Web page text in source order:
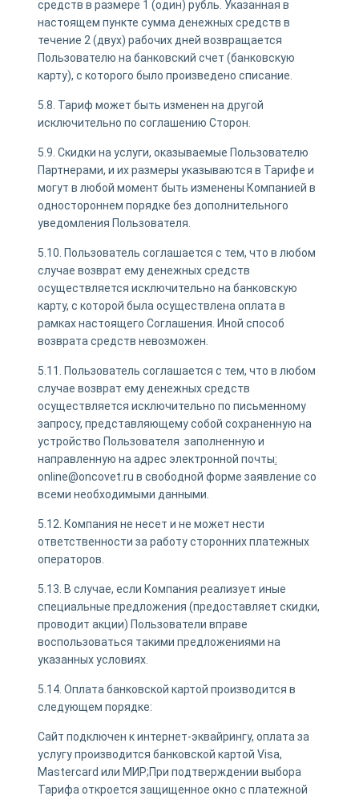
средств в размере 1 (один) рубль. Указанная в
настоящем пункте сумма денежных средств в
течение 2 (двух) рабочих дней возвращается
Пользователю на банковский счет (банковскую
карту), с которого было произведено списание.
5.8. Тариф может быть изменен на другой
исключительно по соглашению Сторон.
5.9. Скидки на услуги, оказываемые Пользователю
Партнерами, и их размеры указываются в Тарифе и
могут в любой момент быть изменены Компанией в
одностороннем порядке без дополнительного
уведомления Пользователя.
5.10. Пользователь соглашается с тем, что в любом
случае возврат ему денежных средств
осуществляется исключительно на банковскую
карту, с которой была осуществлена оплата в
рамках настоящего Соглашения. Иной способ
возврата средств невозможен.
5.11. Пользователь соглашается с тем, что в любом
случае возврат ему денежных средств
осуществляется исключительно по письменному
запросу, представляющему собой сохраненную на
устройство Пользователя заполненную и
направленную на адрес электронной почты:
online@oncovet.ru в свободной форме заявление со
всеми необходимыми данными.
5.12. Компания не несет и не может нести
ответственности за работу сторонних платежных
операторов.
5.13. В случае, если Компания реализует иные
специальные предложения (предоставляет скидки,
проводит акции) Пользователи вправе
воспользоваться такими предложениями на
указанных условиях.
5.14. Оплата банковской картой производится в
следующем порядке:
Сайт подключен к интернет-эквайрингу, оплата за
услугу производится банковской картой Visa,
Mastercard или МИР;При подтверждении выбора
Тарифа откроется защищенное окно с платежной